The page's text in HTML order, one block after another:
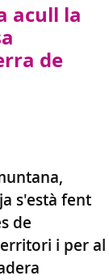
acull la
de
s'està fent
de
i per al